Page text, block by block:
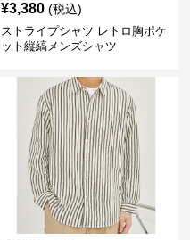
¥3,380 (税込)
ストライプシャツ レトロ胸ポケ
ット縦縞メンズシャツ